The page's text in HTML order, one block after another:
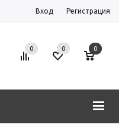
Вход Регистрация
0 0 0